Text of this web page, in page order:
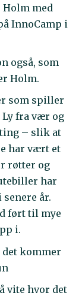
med
InnoCamp i
også, som
Holm.
som spiller
Ly fra vær og
– slik at
har vært et
røtter og
har
år.
ført til mye
i.
kommer
vite hvor det